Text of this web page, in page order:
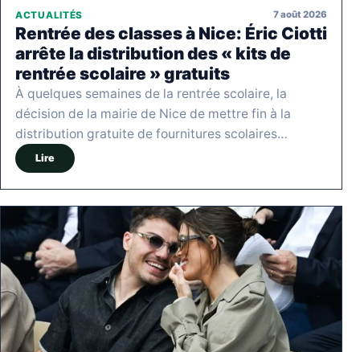
ACTUALITÉS 7 août 2026
Rentrée des classes à Nice: Éric Ciotti
arrête la distribution des « kits de
rentrée scolaire » gratuits
À quelques semaines de la rentrée scolaire, la
décision de la mairie de Nice de mettre fin à la
distribution gratuite de fournitures scolaires…
Lire